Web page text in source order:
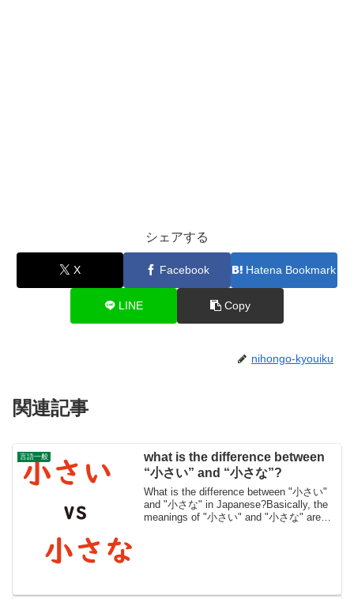
シェアする
X Facebook Hatena Bookmark
LINE Copy
nihongo-kyouiku
関連記事
言語一般
what is the difference between
“小さい” and “小さな”?
What is the difference between "小さい"
and "小さな" in Japanese?Basically, the
meanings of "小さい" and "小さな" are